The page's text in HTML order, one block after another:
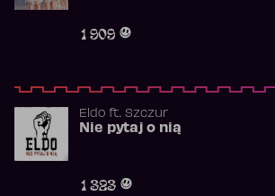
1 909
Eldoft. Szczur
Nie pytaj o nią
1 323